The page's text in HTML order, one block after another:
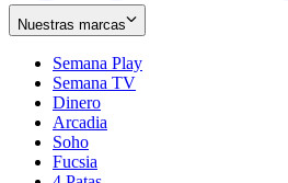
Nuestras marcas
Semana Play
Semana TV
Dinero
Arcadia
Soho
in
Fucsia